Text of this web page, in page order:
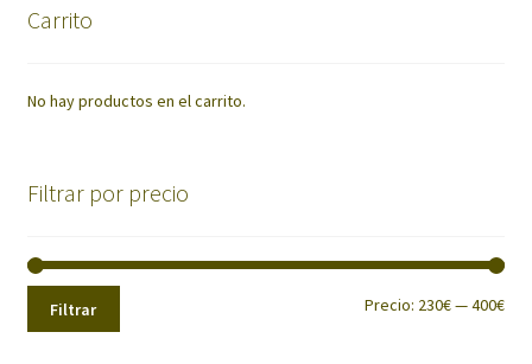
Carrito
No hay productos en el carrito.
Filtrar por precio
Filtrar Precio: 230€—400€